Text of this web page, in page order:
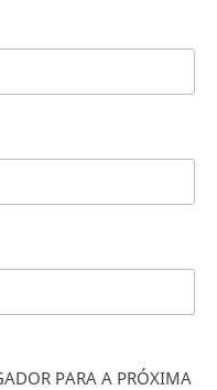
PARA A PRÓXIMA